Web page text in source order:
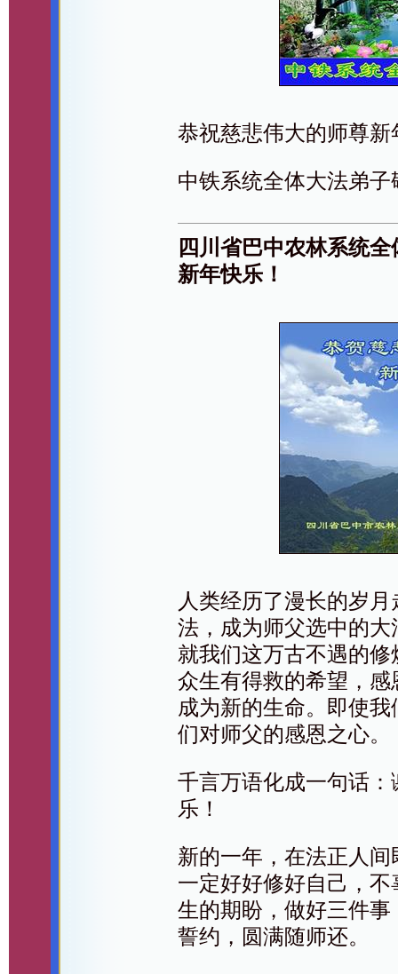
恭祝慈悲伟大的师尊新
中铁系统全体大法弟子
四川省巴中农林系统
新年快乐！
人类经历了漫长的岁
法，成为师父选中的
就我们这万古不遇的
众生有得救的希望，
成为新的生命。即使
们对师父的感恩之心。
千言万语化成一句话
乐！
新的一年，在法正人
一定好好修好自己，
生的期盼，做好三件
誓约，圆满随师还。